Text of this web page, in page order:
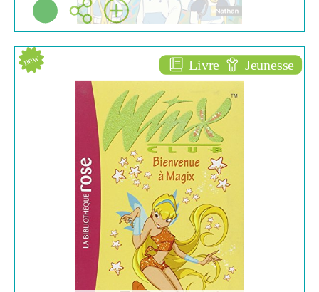
Livre Jeunesse
new
Bienvenue à magix [2]
ROMANS ENFANTS
(6/10)
Sophie MARVAUD
Hachette ( Paris - 2005 )
Plus d'infos